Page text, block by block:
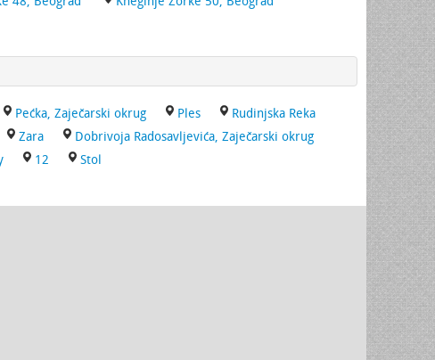
Pećka, Zaječarski okrug Ples
Rudinjska Reka
Zara
Dobrivoja Radosavljevića, Zaječarski okrug
12 Stol